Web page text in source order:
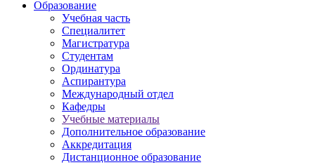
Образование
Учебная часть
Специалитет
Магистратура
Студентам
Ординатура
Аспирантура
Международный отдел
Кафедры
Учебные материалы
Дополнительное образование
Аккредитация
Дистанционное образование